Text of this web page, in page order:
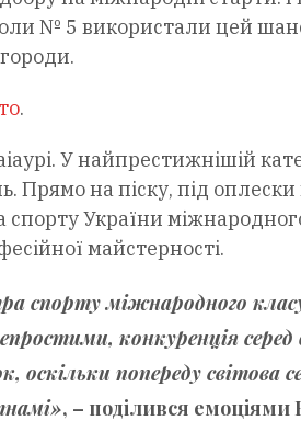
№ 5 використали цей
.
У найпрестижнішій
на піску, під оплески
України
майстерності.
спорту міжнародного
конкуренція
оскільки попереду світова
, – поділився емоціями